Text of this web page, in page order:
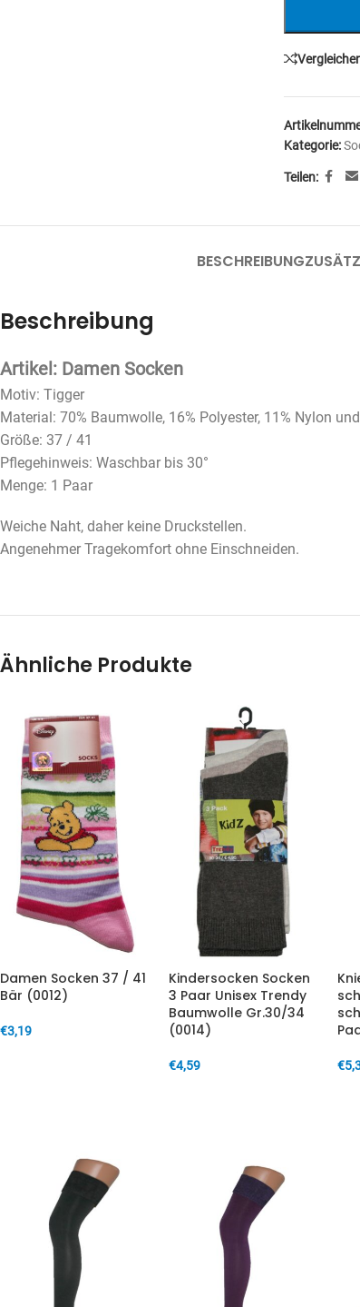
Kategorie:
Teilen:
BESCHREIBUNG
Beschreibung
Artikel: Damen Socken
Motiv: Tigger
Material: 70% Baumwolle, 16% Polyester, 11% Nylon
Größe: 37 / 41
Pflegehinweis: Waschbar bis 30°
Menge: 1 Paar
Weiche Naht, daher keine Druckstellen.
Angenehmer Tragekomfort ohne Einschneiden.
Ähnliche Produkte
Damen Socken 37 / 41
Bär (0012)
€3,19
Kindersocken Socken
3 Paar Unisex Trendy
Baumwolle Gr.30/34
(0014)
€4,59 €